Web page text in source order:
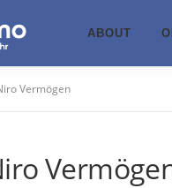
ABOUT
Vermögen